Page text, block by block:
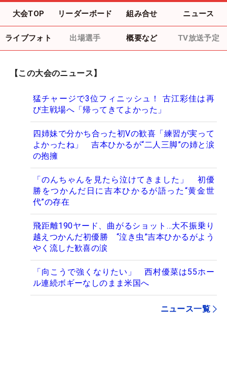
大会TOP リーダーボード 組み合せ ニュース
ライブフォト 出場選手 概要など TV放送予定
【この大会のニュース】
猛チャージで3位フィニッシュ！ 古江彩佳は再
び主戦場へ「帰ってきてよかった」
四姉妹で分かち合った初Vの歓喜「練習が実って
よかったね」 吉本ひかるが“二人三脚”の姉と涙
の抱擁
「のんちゃんを見たら泣けてきました」 初優
勝をつかんだ日に吉本ひかるが語った“黄金世
代”の存在
飛距離190ヤード、曲がるショット…大不振乗り
越えつかんだ初優勝 “泣き虫”吉本ひかるがよう
やく流した歓喜の涙
「向こうで強くなりたい」 西村優菜は55ホー
ル連続ボギーなしのまま米国へ
ニュース一覧